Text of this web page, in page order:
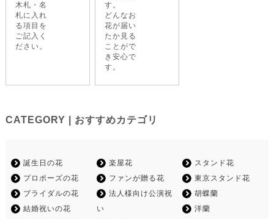
木札・名
札に入れ
る項目を
ご記入く
ださい。
す。
どんなお
花が届い
たか見る
ことがで
き安心で
す。
CATEGORY | おすすめカテゴリ
誕生日の花
プロポーズの花
ブライダルの花
結婚祝いの花
楽屋花
ファンが贈る花
法人様向け公演祝
い
スタンド花
東京スタンド花
胡蝶蘭
洋蘭